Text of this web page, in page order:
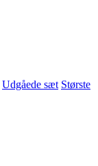
Udgåede sæt Største